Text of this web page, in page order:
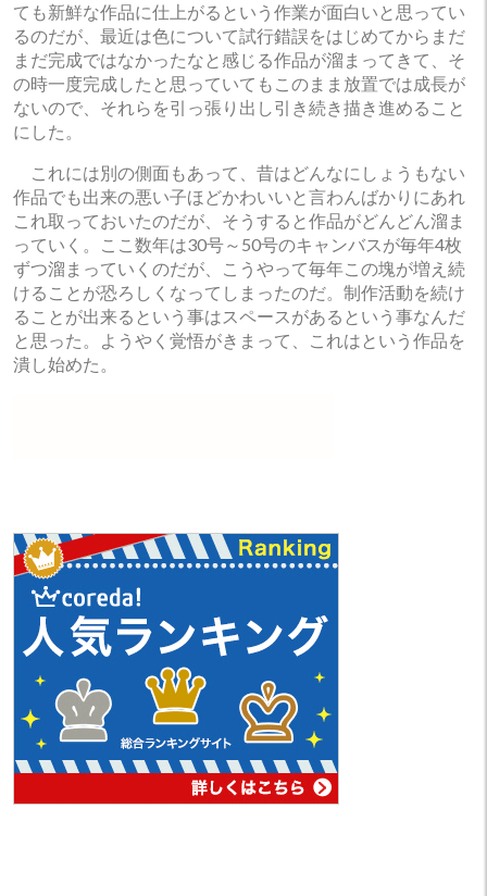
ても新鮮な作品に仕上がるという作業が面白いと思ってい
るのだが、最近は色について試行錯誤をはじめてからまだ
まだ完成ではなかったなと感じる作品が溜まってきて、そ
の時一度完成したと思っていてもこのまま放置では成長が
ないので、それらを引っ張り出し引き続き描き進めること
にした。
これには別の側面もあって、昔はどんなにしょうもない
作品でも出来の悪い子ほどかわいいと言わんばかりにあれ
これ取っておいたのだが、そうすると作品がどんどん溜ま
っていく。ここ数年は30号～50号のキャンバスが毎年4枚
ずつ溜まっていくのだが、こうやって毎年この塊が増え続
けることが恐ろしくなってしまったのだ。制作活動を続け
ることが出来るという事はスペースがあるという事なんだ
と思った。ようやく覚悟がきまって、これはという作品を
潰し始めた。